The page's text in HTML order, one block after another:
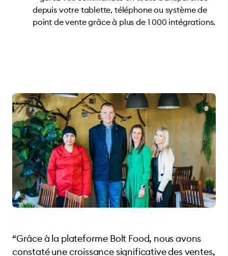
depuis votre tablette, téléphone ou système de
point de vente grâce à plus de 1 000 intégrations.
“Grâce à la plateforme Bolt Food, nous avons
constaté une croissance significative des ventes,